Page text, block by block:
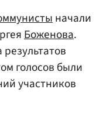
начали
Боженова.
голосов были
участников